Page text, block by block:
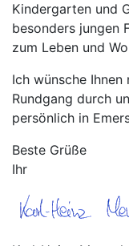
Kindergarten und
besonders jungen
zum Leben und
Ich wünsche
Rundgang durch
persönlich in
Beste Grüße
Ihr